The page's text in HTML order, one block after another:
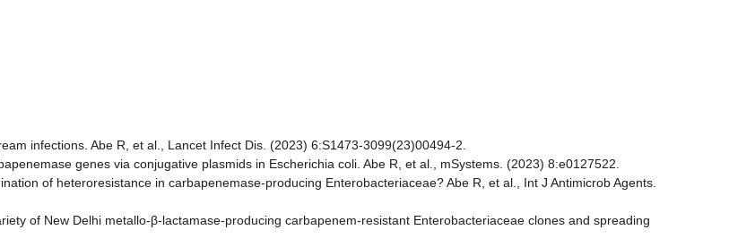
infections. Abe R, et al., Lancet Infect Dis. (2023) 6:S1473-3099(23)00494-2.
genes via conjugative plasmids in Escherichia coli. Abe R, et al., mSystems. (2023) 8:e0127522.
of heteroresistance in carbapenemase-producing Enterobacteriaceae? Abe R, et al., Int J Antimicrob Agents.
of New Delhi metallo-β-lactamase-producing carbapenem-resistant Enterobacteriaceae clones and spreading